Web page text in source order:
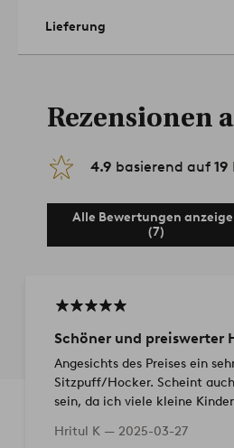
Lieferung
Rezensionen
4.9 basierend auf 19
Alle Bewertungen
(7)
Schöner und preiswerter
Angesichts des Preises ein
Sitzpuff/Hocker. Scheint
sein, da ich viele kleine
Hritul K — 2025-03-27